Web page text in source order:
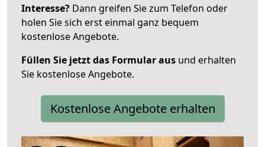
Interesse? Dann greifen Sie zum Telefon oder
holen Sie sich erst einmal ganz bequem
kostenlose Angebote.
Füllen Sie jetzt das Formular aus und erhalten
Sie kostenlose Angebote.
Kostenlose Angebote erhalten